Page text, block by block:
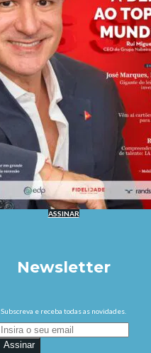
ASSINAR
Newsletter
Subscreva e receba todas as novidades.
Assinar